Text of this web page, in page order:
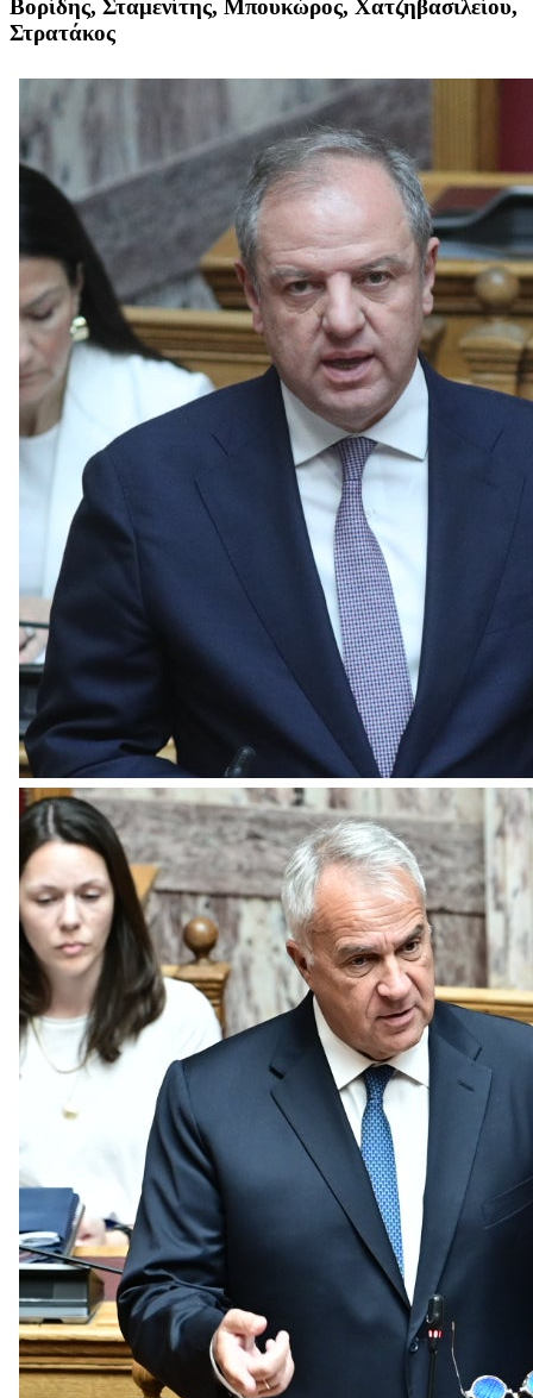
Βορίδης, Σταμενίτης, Μπουκώρος, Χατζηβασιλείου,
Στρατάκος